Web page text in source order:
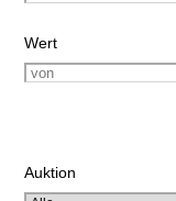
Wert
Auktion